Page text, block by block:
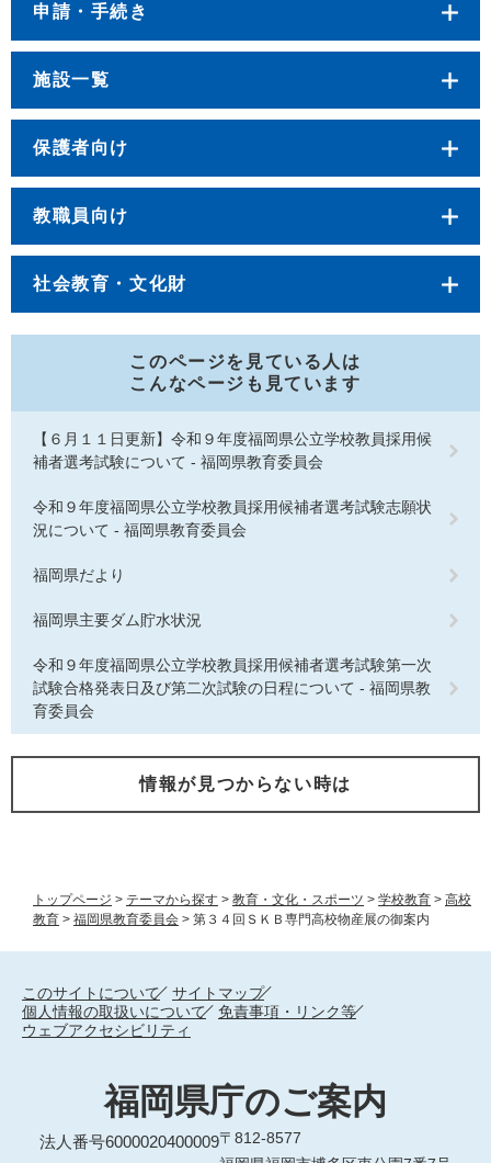
トップページ > テーマから探す > 教育・文化・スポーツ > 学校教育 > 高校
教育 > 福岡県教育委員会 > 第３４回ＳＫＢ専門高校物産展の御案内
申請・手続き
施設一覧
保護者向け
教職員向け
社会教育・文化財
このページを見ている人は
こんなページも見ています
【６月１１日更新】令和９年度福岡県公立学校教員採用候
補者選考試験について - 福岡県教育委員会
令和９年度福岡県公立学校教員採用候補者選考試験志願状
況について - 福岡県教育委員会
福岡県だより
福岡県主要ダム貯水状況
令和９年度福岡県公立学校教員採用候補者選考試験第一次
試験合格発表日及び第二次試験の日程について - 福岡県教
育委員会
情報が見つからない時は
このサイトについて
サイトマップ
個人情報の取扱いについて
免責事項・リンク等
ウェブアクセシビリティ
福岡県庁のご案内
法人番号6000020400009〒812-8577